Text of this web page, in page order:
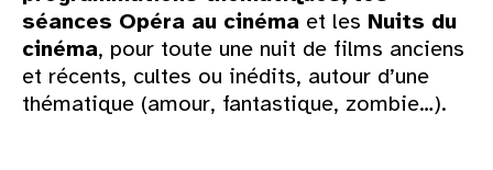
séances Opéra au cinéma et les Nuits du
cinéma, pour toute une nuit de films anciens
et récents, cultes ou inédits, autour d’une
thématique (amour, fantastique, zombie…).